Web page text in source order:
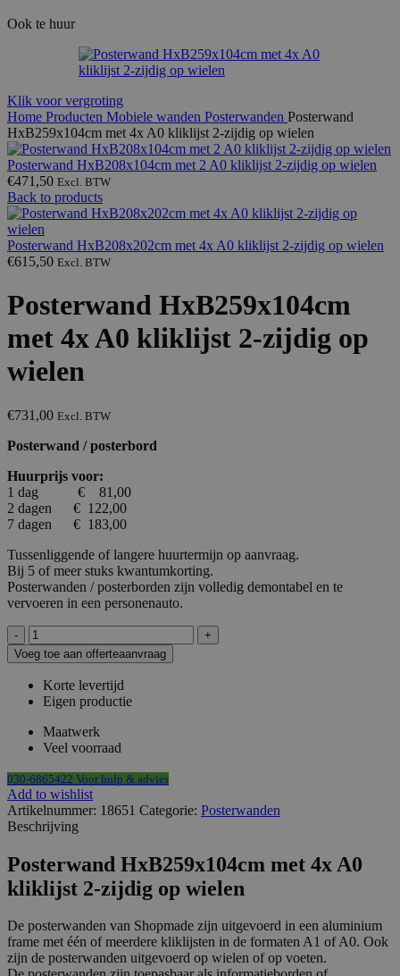
Ook te huur
Klik voor vergroting
Home Producten Mobiele wanden Posterwanden Posterwand
HxB259x104cm met 4x A0 kliklijst 2-zijdig op wielen
Posterwand HxB208x104cm met 2 A0 kliklijst 2-zijdig op wielen
€471,50 Excl. BTW
Back to products
Posterwand HxB208x202cm met 4x A0 kliklijst 2-zijdig op wielen
€615,50 Excl. BTW
Posterwand HxB259x104cm
met 4x A0 kliklijst 2-zijdig op
wielen
€731,00 Excl. BTW
Posterwand / posterbord
Huurprijs voor:
1 dag € 81,00
2 dagen € 122,00
7 dagen € 183,00
Tussenliggende of langere huurtermijn op aanvraag.
Bij 5 of meer stuks kwantumkorting.
Posterwanden / posterborden zijn volledig demontabel en te
vervoeren in een personenauto.
Posterwand
HxB259x104cm
met
4x
A0
kliklijst
2-
zijdig
wielen
aantal
Voeg toe aan offerteaanvraag
Korte levertijd
Eigen productie
Maatwerk
Veel voorraad
030-6865422 Voor hulp & advies
Add to wishlist
Artikelnummer: 18651 Categorie: Posterwanden
Beschrijving
Posterwand HxB259x104cm met 4x A0
kliklijst 2-zijdig op wielen
De posterwanden van Shopmade zijn uitgevoerd in een aluminium
frame met één of meerdere kliklijsten in de formaten A1 of A0. Ook
zijn de posterwanden uitgevoerd op wielen of op voeten.